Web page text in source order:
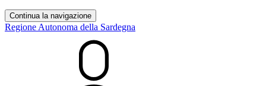
Continua la navigazione
Regione Autonoma della Sardegna